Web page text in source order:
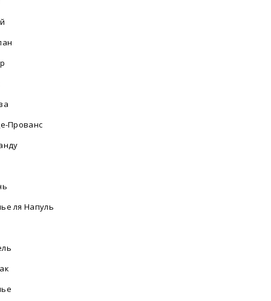
Прованс
ля Напуль